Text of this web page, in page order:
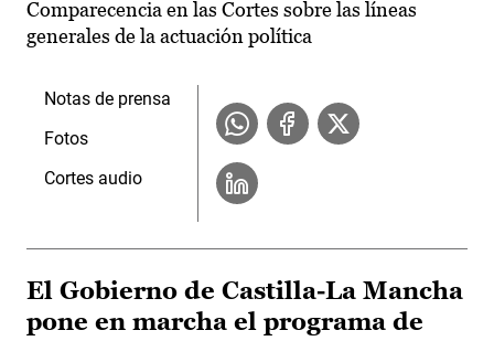
Comparecencia en las Cortes sobre las líneas
generales de la actuación política
Notas de prensa
Fotos
Cortes audio
El Gobierno de Castilla-La Mancha
pone en marcha el programa de